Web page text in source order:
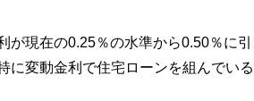
が現在の0.25％の水準から0.50％に
に変動金利で住宅ローンを組んでい